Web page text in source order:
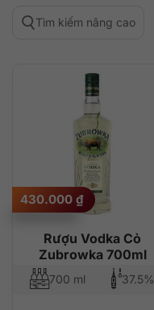
Tìm kiếm nâng cao
Rượu Vodka Cỏ
Zubrowka 700ml
430.000 ₫
700 ml 37.5%